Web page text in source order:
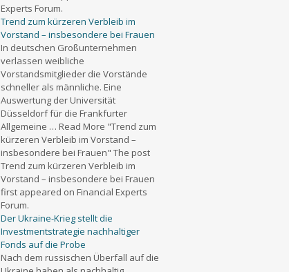
Experts Forum.
Trend zum kürzeren Verbleib im
Vorstand – insbesondere bei Frauen
In deutschen Großunternehmen
verlassen weibliche
Vorstandsmitglieder die Vorstände
schneller als männliche. Eine
Auswertung der Universität
Düsseldorf für die Frankfurter
Allgemeine … Read More "Trend zum
kürzeren Verbleib im Vorstand –
insbesondere bei Frauen" The post
Trend zum kürzeren Verbleib im
Vorstand – insbesondere bei Frauen
first appeared on Financial Experts
Forum.
Der Ukraine-Krieg stellt die
Investmentstrategie nachhaltiger
Fonds auf die Probe
Nach dem russischen Überfall auf die